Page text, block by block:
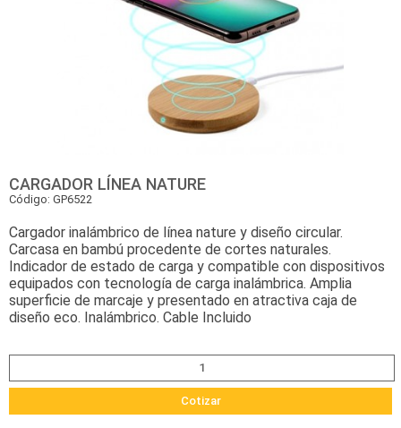
CARGADOR LÍNEA NATURE
Código: GP6522
Cargador inalámbrico de línea nature y diseño circular.
Carcasa en bambú procedente de cortes naturales.
Indicador de estado de carga y compatible con dispositivos
equipados con tecnología de carga inalámbrica. Amplia
superficie de marcaje y presentado en atractiva caja de
diseño eco. Inalámbrico. Cable Incluido
Cotizar